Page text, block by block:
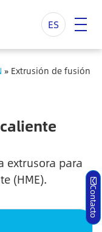
ES
» Extrusión de fusión
extrusora para
(HME).
Contacto